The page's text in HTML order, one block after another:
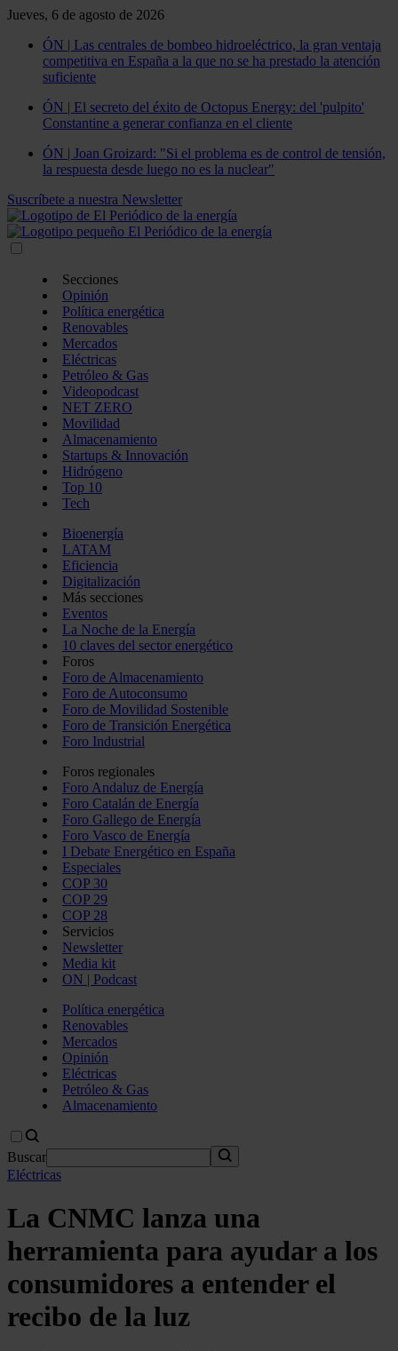
Jueves, 6 de agosto de 2026
ÓN | Las centrales de bombeo hidroeléctrico, la gran ventaja
competitiva en España a la que no se ha prestado la atención
suficiente
ÓN | El secreto del éxito de Octopus Energy: del 'pulpito'
Constantine a generar confianza en el cliente
ÓN | Joan Groizard: "Si el problema es de control de tensión,
la respuesta desde luego no es la nuclear"
Suscríbete a nuestra Newsletter
Secciones
Opinión
Política energética
Renovables
Mercados
Eléctricas
Petróleo & Gas
Videopodcast
NET ZERO
Movilidad
Almacenamiento
Startups & Innovación
Hidrógeno
Top 10
Tech
Bioenergía
LATAM
Eficiencia
Digitalización
Más secciones
Eventos
La Noche de la Energía
10 claves del sector energético
Foros
Foro de Almacenamiento
Foro de Autoconsumo
Foro de Movilidad Sostenible
Foro de Transición Energética
Foro Industrial
Foros regionales
Foro Andaluz de Energía
Foro Catalán de Energía
Foro Gallego de Energía
Foro Vasco de Energía
I Debate Energético en España
Especiales
COP 30
COP 29
COP 28
Servicios
Newsletter
Media kit
ON | Podcast
Política energética
Renovables
Mercados
Opinión
Eléctricas
Petróleo & Gas
Almacenamiento
Buscar
Eléctricas
La CNMC lanza una
herramienta para ayudar a los
consumidores a entender el
recibo de la luz